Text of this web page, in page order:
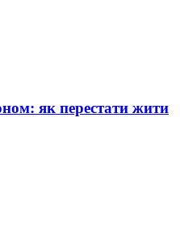
як перестати жити